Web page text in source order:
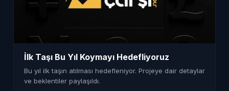
İlk Taşı Bu Yıl Koymayı Hedefliyoruz
Bu yıl ilk taşın atılması hedefleniyor. Projeye dair detaylar
ve beklentiler paylaşıldı.